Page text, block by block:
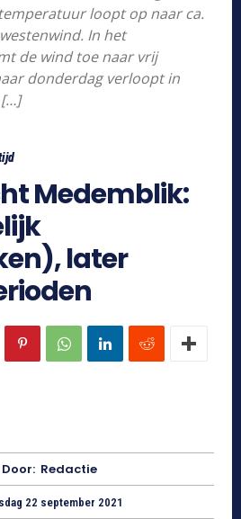
loopt op naar ca.
In het
de wind toe naar vrij
donderdag verloopt in
Medemblik:
later
Door: Redactie
22 september 2021